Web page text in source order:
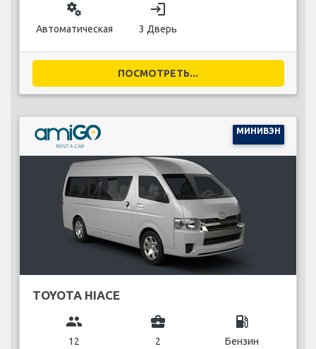
miscellaneous_services
Автоматическая
login
3 Дверь
ПОСМОТРЕТЬ...
МИНИВЭН
TOYOTA HIACE
group
12
business_center
2
local_gas_station
Бензин